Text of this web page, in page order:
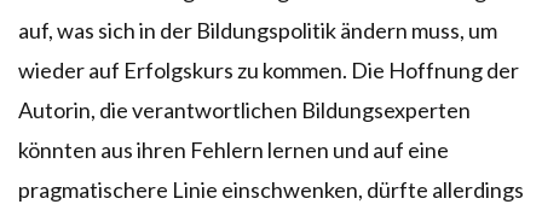
auf, was sich in der Bildungspolitik ändern muss, um
wieder auf Erfolgskurs zu kommen. Die Hoffnung der
Autorin, die verantwortlichen Bildungsexperten
könnten aus ihren Fehlern lernen und auf eine
pragmatischere Linie einschwenken, dürfte allerdings